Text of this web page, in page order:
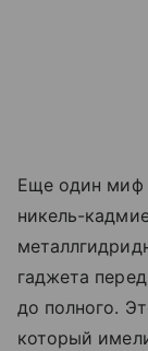
Еще один миф
никель-
гаджета
до полного.
который